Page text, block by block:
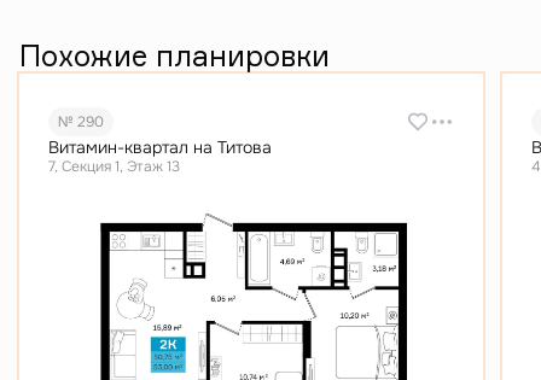
Похожие планировки
№ 290
Витамин-квартал на Титова
7, Секция 1, Этаж 13